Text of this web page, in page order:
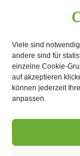
Viele sind
andere sind für
einzelne Cookie-
auf akzeptieren
können jederzeit
anpassen.
der Extraklasse
dekorierten
Feinschmecker
kommen
winterliche
werden
bevor auf die